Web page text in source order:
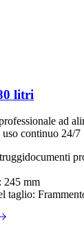
litri
ad
continuo 24/7
245 mm
taglio: